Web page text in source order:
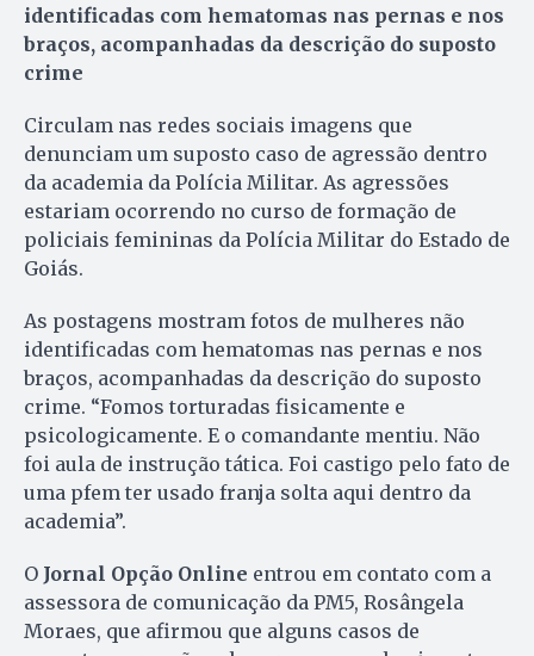
identificadas com hematomas nas pernas e nos
braços, acompanhadas da descrição do suposto
crime
Circulam nas redes sociais imagens que
denunciam um suposto caso de agressão dentro
da academia da Polícia Militar. As agressões
estariam ocorrendo no curso de formação de
policiais femininas da Polícia Militar do Estado de
Goiás.
As postagens mostram fotos de mulheres não
identificadas com hematomas nas pernas e nos
braços, acompanhadas da descrição do suposto
crime. “Fomos torturadas fisicamente e
psicologicamente. E o comandante mentiu. Não
foi aula de instrução tática. Foi castigo pelo fato de
uma pfem ter usado franja solta aqui dentro da
academia”.
O Jornal Opção Online entrou em contato com a
assessora de comunicação da PM5, Rosângela
Moraes, que afirmou que alguns casos de